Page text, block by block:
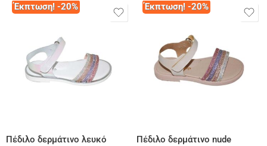
Έκπτωση! -20%
Πέδιλο δερμάτινο λευκό
Έκπτωση! -20%
Πέδιλο δερμάτινο nude